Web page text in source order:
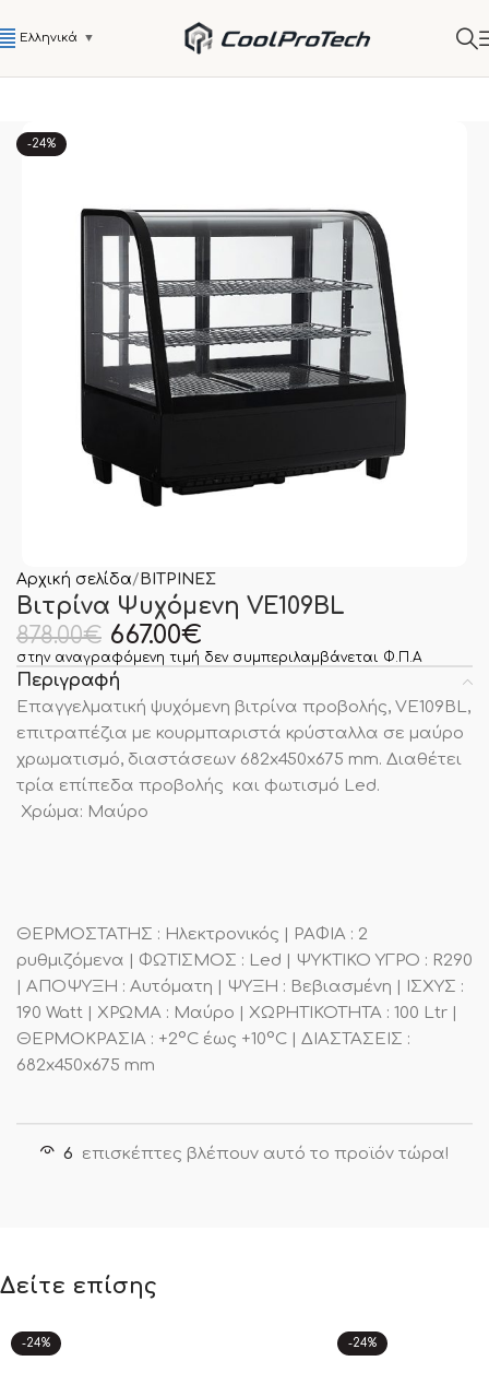
Ελληνικά ▼
-24%
Αρχική σελίδα ΒΙΤΡΙΝΕΣ
Βιτρίνα Ψυχόμενη VE109BL
878.00€ 667.00€
στην αναγραφόμενη τιμή δεν συμπεριλαμβάνεται Φ.Π.Α
Περιγραφή
Επαγγελματική ψυχόμενη βιτρίνα προβολής, VE109BL,
επιτραπέζια με κουρμπαριστά κρύσταλλα σε μαύρο
χρωματισμό, διαστάσεων 682x450x675 mm. Διαθέτει
τρία επίπεδα προβολής και φωτισμό Led.
Χρώμα: Μαύρο
ΘΕΡΜΟΣΤΑΤΗΣ : Ηλεκτρονικός | ΡΑΦΙΑ : 2
ρυθμιζόμενα | ΦΩΤΙΣΜΟΣ : Led | ΨΥΚΤΙΚΟ ΥΓΡΟ : R290
| ΑΠΟΨΥΞΗ : Αυτόματη | ΨΥΞΗ : Βεβιασμένη | ΙΣΧΥΣ :
190 Watt | ΧΡΩΜΑ : Μαύρο | ΧΩΡΗΤΙΚΟΤΗΤΑ : 100 Ltr |
ΘΕΡΜΟΚΡΑΣΙΑ : +2°C έως +10°C | ΔΙΑΣΤΑΣΕΙΣ :
682x450x675 mm
6 επισκέπτες βλέπουν αυτό το προϊόν τώρα!
Δείτε επίσης
-24% -24%